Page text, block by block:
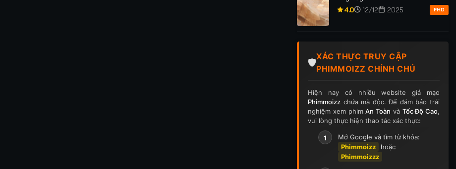
4.0 12/12 2025 FHD
🛡️
XÁC THỰC TRUY CẬP
PHIMMOIZZ CHÍNH CHỦ
Hiện nay có nhiều website giả mạo
Phimmoizz chứa mã độc. Để đảm bảo trải
nghiệm xem phimAn Toàn và Tốc Độ Cao,
vui lòng thực hiện thao tác xác thực:
1
Mở Google và tìm từ khóa:
Phimmoizz
hoặc
Phimmoizzz